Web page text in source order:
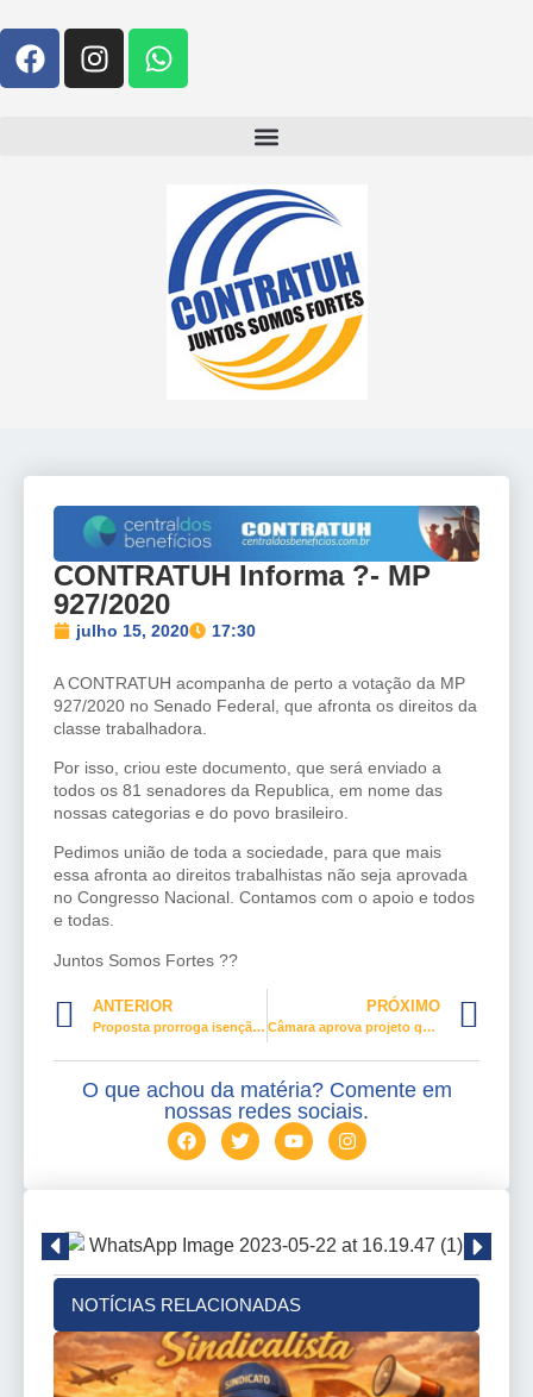
CONTRATUH Informa ?- MP
927/2020
julho 15, 2020 17:30
A CONTRATUH acompanha de perto a votação da MP
927/2020 no Senado Federal, que afronta os direitos da
classe trabalhadora.
Por isso, criou este documento, que será enviado a
todos os 81 senadores da Republica, em nome das
nossas categorias e do povo brasileiro.
Pedimos união de toda a sociedade, para que mais
essa afronta ao direitos trabalhistas não seja aprovada
no Congresso Nacional. Contamos com o apoio e todos
e todas.
Juntos Somos Fortes ??
ANTERIOR
Proposta prorroga isenção da conta de luz para consumidor de baixa renda
PRÓXIMO
Câmara aprova projeto que detalha medidas de acolhimento a mulheres vítimas de violência doméstica
O que achou da matéria? Comente em
nossas redes sociais.
NOTÍCIAS RELACIONADAS